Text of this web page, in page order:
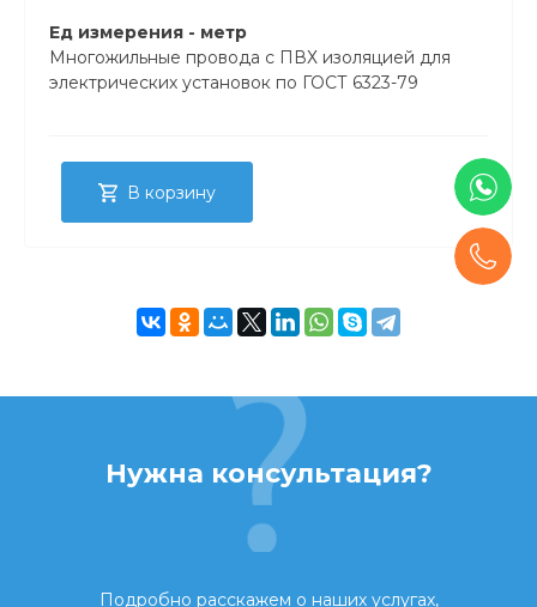
Ед измерения - метр
Многожильные провода с ПВХ изоляцией для
электрических установок по ГОСТ 6323-79
В корзину
Нужна консультация?
Подробно расскажем о наших услугах,